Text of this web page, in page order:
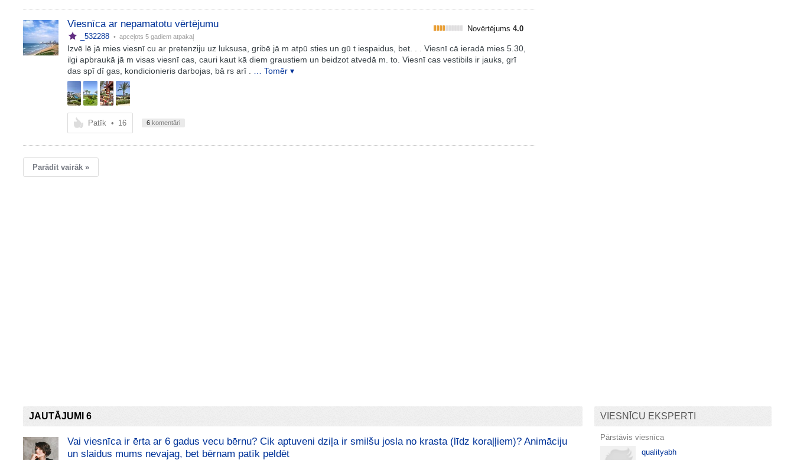
Viesnīca ar nepamatotu vērtējumu
_532288 • apceļots 5 gadiem atpakaļ
Novērtējums 4.0
Izvē lē jā mies viesnī cu ar pretenziju uz luksusa, gribē jā m atpū sties un gū t iespaidus, bet. . . Viesnī cā ieradā mies 5.30,
ilgi apbraukā jā m visas viesnī cas, cauri kaut kā diem graustiem un beidzot atvedā m. to. Viesnī cas vestibils ir jauks, grī
das spī dī gas, kondicionieris darbojas, bā rs arī .
… Tomēr ▾
Patīk • 16 6komentāri
Parādīt vairāk »
JAUTĀJUMI 6
Vai viesnīca ir ērta ar 6 gadus vecu bērnu? Cik aptuveni dziļa ir smilšu josla no krasta (līdz koraļļiem)? Animāciju
un slaidus mums nevajag, bet bērnam patīk peldēt
VIESNĪCU EKSPERTI
Pārstāvis viesnīca
qualityabh